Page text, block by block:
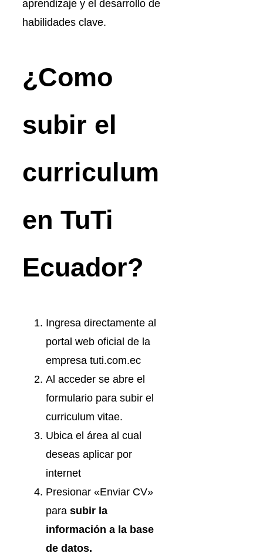
aprendizaje y el desarrollo de
habilidades clave.
¿Como
subir el
curriculum
en TuTi
Ecuador?
Ingresa directamente al
portal web oficial de la
empresa tuti.com.ec
Al acceder se abre el
formulario para subir el
curriculum vitae.
Ubica el área al cual
deseas aplicar por
internet
Presionar «Enviar CV»
para subir la
información a la base
de datos.